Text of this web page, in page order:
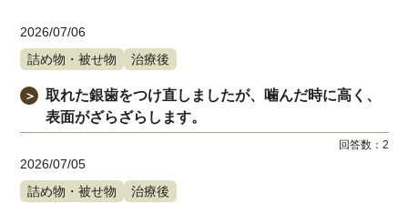
2026/07/06
詰め物・被せ物
治療後
＞
取れた銀歯をつけ直しましたが、噛んだ時に高く、
表面がざらざらします。
回答数： 2
2026/07/05
詰め物・被せ物
治療後